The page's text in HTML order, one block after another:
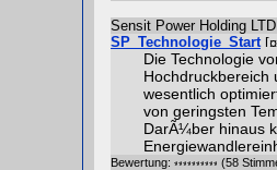
Sensit Power Holding
SP_Technologie_Start
Die Technologie
Hochdruckbereich
wesentlich
von geringsten
DarÃ¼ber hinaus
Bewertung: (58